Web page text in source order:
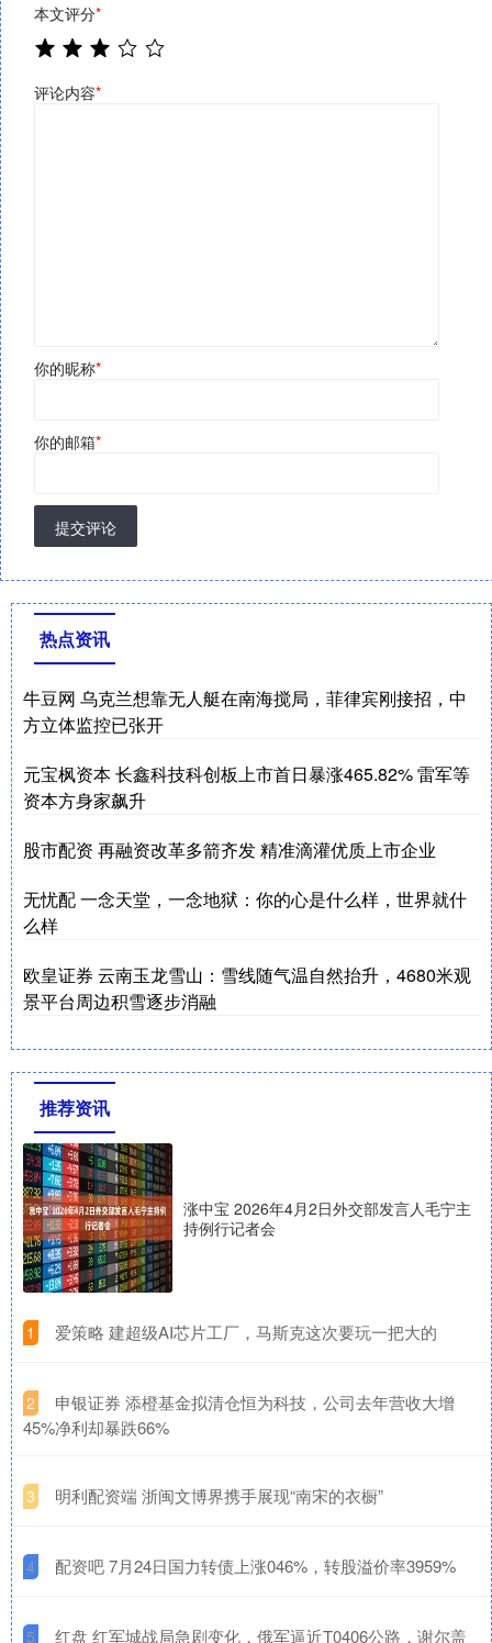
本文评分*
评论内容*
你的昵称*
你的邮箱*
提交评论
热点资讯
牛豆网 乌克兰想靠无人艇在南海搅局，菲律宾刚接招，中
方立体监控已张开
元宝枫资本 长鑫科技科创板上市首日暴涨465.82% 雷军等
资本方身家飙升
股市配资 再融资改革多箭齐发 精准滴灌优质上市企业
无忧配 一念天堂，一念地狱：你的心是什么样，世界就什
么样
欧皇证券 云南玉龙雪山：雪线随气温自然抬升，4680米观
景平台周边积雪逐步消融
推荐资讯
涨中宝 2026年4月2日外交部发言人毛宁主
持例行记者会
1 ​爱策略 建超级AI芯片工厂，马斯克这次要玩一把大的
2
​申银证券 添橙基金拟清仓恒为科技，公司去年营收大增
45%净利却暴跌66%
3 ​明利配资端 浙闽文博界携手展现“南宋的衣橱”
4 ​配资吧 7月24日国力转债上涨046%，转股溢价率3959%
5 ​红盘 红军城战局急剧变化，俄军逼近T0406公路，谢尔盖